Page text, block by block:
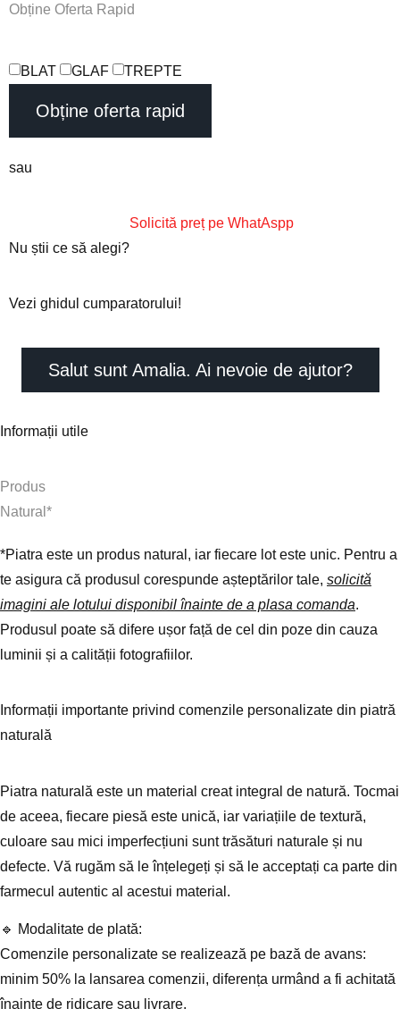
Obține Oferta Rapid
BLAT GLAF TREPTE
Obține oferta rapid
sau
Solicită preț pe WhatAspp
Nu știi ce să alegi?
Vezi ghidul cumparatorului!
Salut sunt Amalia. Ai nevoie de ajutor?
Informații utile
Produs
Natura *
*Piatra este un produs natural, iar fiecare lot este unic. Pentru a
te asigura că produsul corespunde așteptărilor tale, solicită
imagini ale lotului disponibil înainte de a plasa comanda.
Produsul poate să difere ușor față de cel din poze din cauza
luminii și a calității fotografiilor.
Informații importante privind comenzile personalizate din piatră
naturală
Piatra naturală este un material creat integral de natură. Tocmai
de aceea, fiecare piesă este unică, iar variațiile de textură,
culoare sau mici imperfecțiuni sunt trăsături naturale și nu
defecte. Vă rugăm să le înțelegeți și să le acceptați ca parte din
farmecul autentic al acestui material.
🔹 Modalitate de plată:
Comenzile personalizate se realizează pe bază de avans:
minim 50% la lansarea comenzii, diferența urmând a fi achitată
înainte de ridicare sau livrare.